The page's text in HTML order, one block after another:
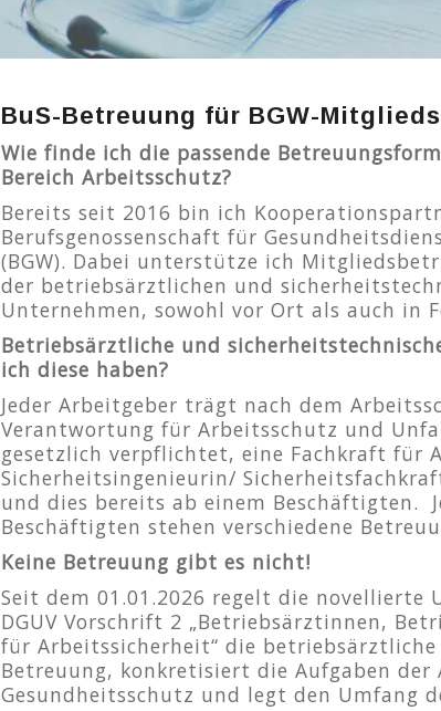
BuS-Betreuung für BGW-
Wie finde ich die passende
Bereich Arbeitsschutz?
Bereits seit 2016 bin ich
Berufsgenossenschaft für
(BGW). Dabei unterstütze ich
der betriebsärztlichen und
Unternehmen, sowohl vor Ort als auch in
Betriebsärztliche und
ich diese haben?
Jeder Arbeitgeber trägt nach dem
Verantwortung für Arbeitsschutz und
gesetzlich verpflichtet, eine Fachkraft für
Sicherheitsingenieurin/
und dies bereits ab einem Beschäftigten.
Beschäftigten stehen verschiedene
Keine Betreuung gibt es nicht!
Seit dem 01.01.2026 regelt die
DGUV Vorschrift 2 „Betriebsärztinnen,
für Arbeitssicherheit“ die
Betreuung, konkretisiert die Aufgaben der
Gesundheitsschutz und legt den Umfang